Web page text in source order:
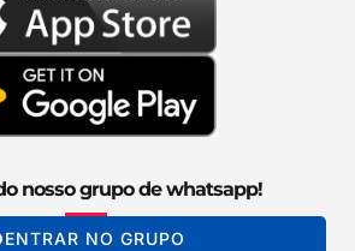
nosso grupo de whatsapp!
ENTRAR NO GRUPO